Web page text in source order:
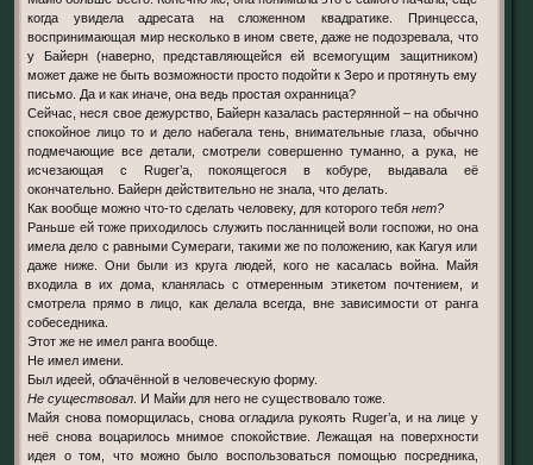
когда увидела адресата на сложенном квадратике. Принцесса,
воспринимающая мир несколько в ином свете, даже не подозревала, что
у Байерн (наверно, представляющейся ей всемогущим защитником)
может даже не быть возможности просто подойти к Зеро и протянуть ему
письмо. Да и как иначе, она ведь простая охранница?
Сейчас, неся свое дежурство, Байерн казалась растерянной – на обычно
спокойное лицо то и дело набегала тень, внимательные глаза, обычно
подмечающие все детали, смотрели совершенно туманно, а рука, не
исчезающая с Ruger’а, покоящегося в кобуре, выдавала её
окончательно. Байерн действительно не знала, что делать.
Как вообще можно что-то сделать человеку, для которого тебянет?
Раньше ей тоже приходилось служить посланницей воли госпожи, но она
имела дело с равными Сумераги, такими же по положению, как Кагуя или
даже ниже. Они были из круга людей, кого не касалась война. Майя
входила в их дома, кланялась с отмеренным этикетом почтением, и
смотрела прямо в лицо, как делала всегда, вне зависимости от ранга
собеседника.
Этот же не имел ранга вообще.
Не имел имени.
Был идеей, облачённой в человеческую форму.
Не существовал . И Майи для него не существовало тоже.
Майя снова поморщилась, снова огладила рукоять Ruger’а, и на лице у
неё снова воцарилось мнимое спокойствие. Лежащая на поверхности
идея о том, что можно было воспользоваться помощью посредника,